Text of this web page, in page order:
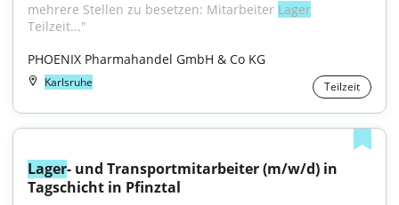
mehrere Stellen zu besetzen: Mitarbeiter Lager
Teilzeit..."
PHOENIX Pharmahandel GmbH & Co KG
Karlsruhe Teilzeit
Lager- und Transportmitarbeiter (m/w/d) in
Tagschicht in Pfinztal